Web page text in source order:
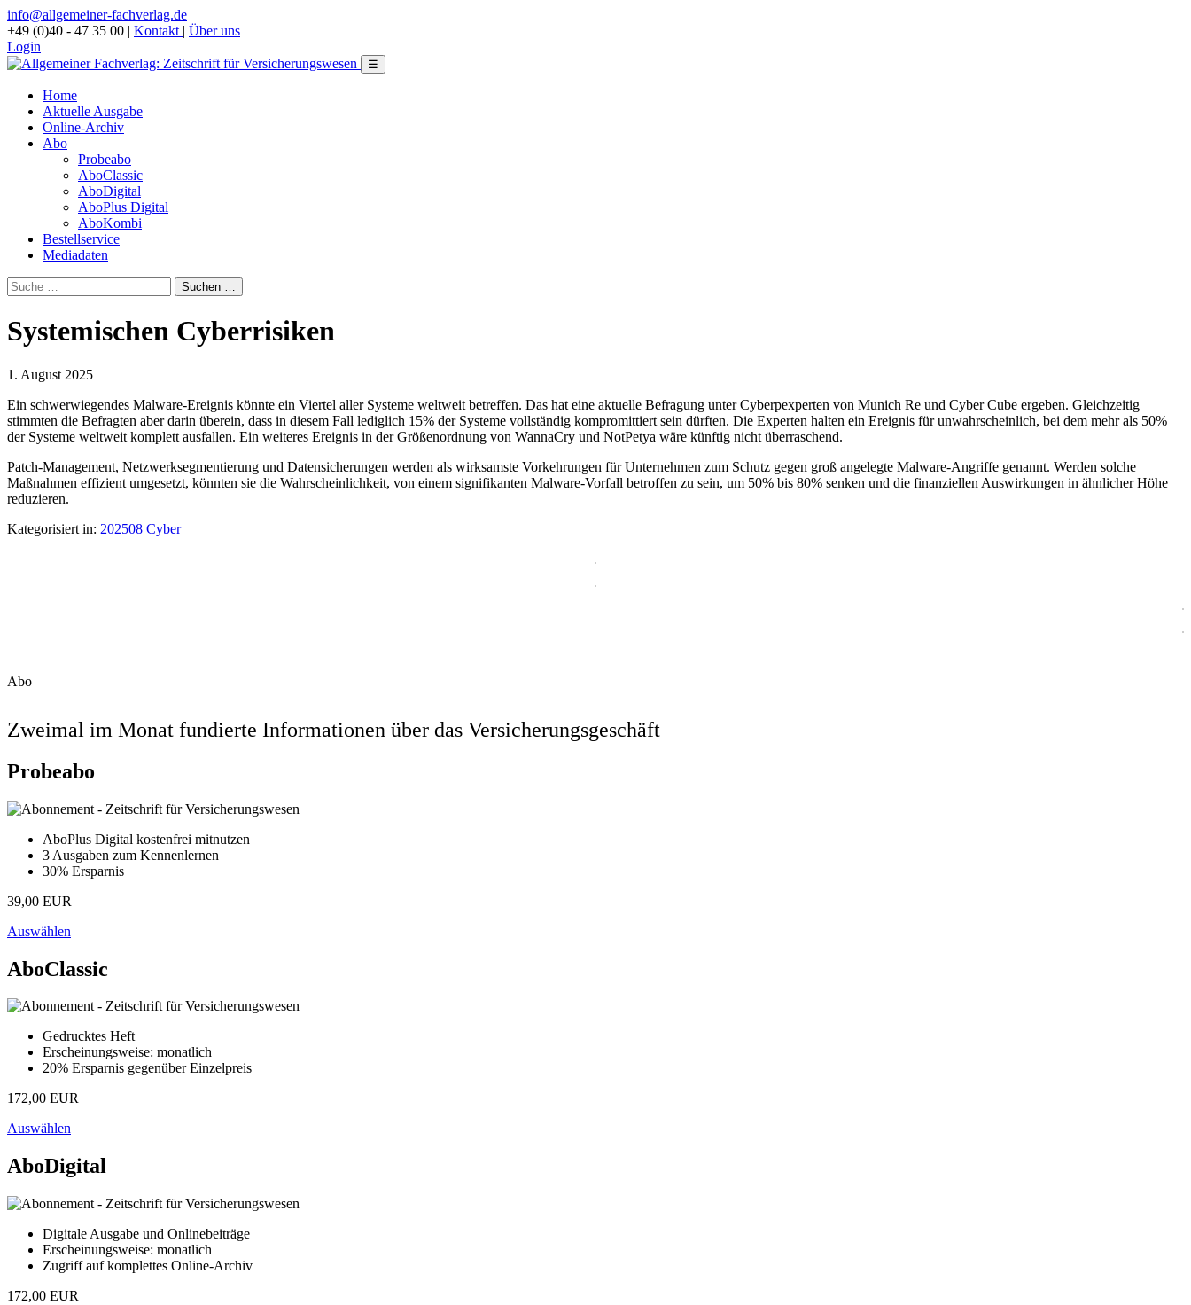
info@allgemeiner-fachverlag.de
+49 (0)40 - 47 35 00 | Kontakt | Über uns
Login
☰
Home
Aktuelle Ausgabe
Online-Archiv
Abo
Probeabo
AboClassic
AboDigital
AboPlus Digital
AboKombi
Bestellservice
Mediadaten
Systemischen Cyberrisiken
1. August 2025
Ein schwerwiegendes Malware-Ereignis könnte ein Viertel aller Systeme weltweit betreffen. Das hat eine aktuelle Befragung unter Cyberpexperten von Munich Re und Cyber Cube ergeben. Gleichzeitig
stimmten die Befragten aber darin überein, dass in diesem Fall lediglich 15% der Systeme vollständig kompromittiert sein dürften. Die Experten halten ein Ereignis für unwahrscheinlich, bei dem mehr als 50%
der Systeme weltweit komplett ausfallen. Ein weiteres Ereignis in der Größenordnung von WannaCry und NotPetya wäre künftig nicht überraschend.
Patch-Management, Netzwerksegmentierung und Datensicherungen werden als wirksamste Vorkehrungen für Unternehmen zum Schutz gegen groß angelegte Malware-Angriffe genannt. Werden solche
Maßnahmen effizient umgesetzt, könnten sie die Wahrscheinlichkeit, von einem signifikanten Malware-Vorfall betroffen zu sein, um 50% bis 80% senken und die finanziellen Auswirkungen in ähnlicher Höhe
reduzieren.
Kategorisiert in: 202508 Cyber
Abo
Zweimal im Monat fundierte Informationen über das Versicherungsgeschäft
Probeabo
AboPlus Digital kostenfrei mitnutzen
3 Ausgaben zum Kennenlernen
30% Ersparnis
39,00 EUR
Auswählen
AboClassic
Gedrucktes Heft
Erscheinungsweise: monatlich
20% Ersparnis gegenüber Einzelpreis
172,00 EUR
Auswählen
AboDigital
Digitale Ausgabe und Onlinebeiträge
Erscheinungsweise: monatlich
Zugriff auf komplettes Online-Archiv
172,00 EUR